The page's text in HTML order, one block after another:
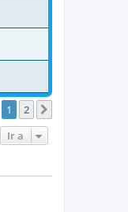
1 2
Ir a